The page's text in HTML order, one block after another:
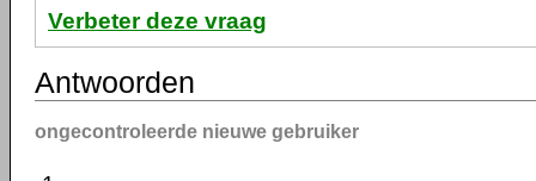
Verbeter deze vraag
Antwoorden
ongecontroleerde nieuwe gebruiker